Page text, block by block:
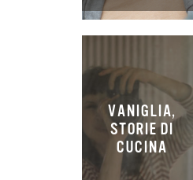
VANIGLIA,
STORIE DI
CUCINA